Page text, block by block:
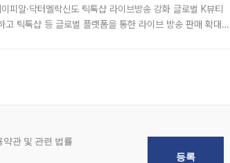
피알·닥터멜락신도 틱톡샵 라이브방송 강화 글로벌 K뷰티
틱톡샵 등 글로벌 플랫폼을 통한 라이브 방송 판매 확대에